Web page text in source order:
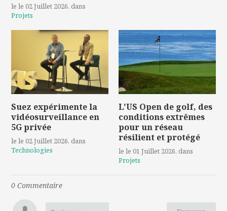
le le 02 Juillet 2026, dans
Projets
Suez expérimente la
vidéosurveillance en
5G privée
le le 02 Juillet 2026, dans
Technologies
L'US Open de golf, des
conditions extrêmes
pour un réseau
résilient et protégé
le le 01 Juillet 2026, dans
Projets
0 Commentaire